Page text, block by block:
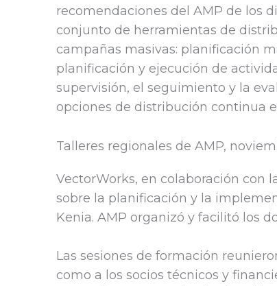
recomendaciones del AMP de los
conjunto de herramientas de
campañas masivas: planificación
planificación y ejecución de
supervisión, el seguimiento y la
opciones de distribución continua
Talleres regionales de AMP,
VectorWorks, en colaboración con
sobre la planificación y la
Kenia. AMP organizó y facilitó los
Las sesiones de formación
como a los socios técnicos y